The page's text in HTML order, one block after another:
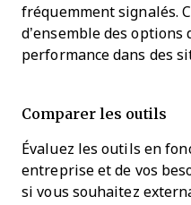
fréquemment signalés.
d’ensemble des
performance dans des
Comparer les outils
Évaluez les outils en
entreprise et de vos
si vous souhaitez